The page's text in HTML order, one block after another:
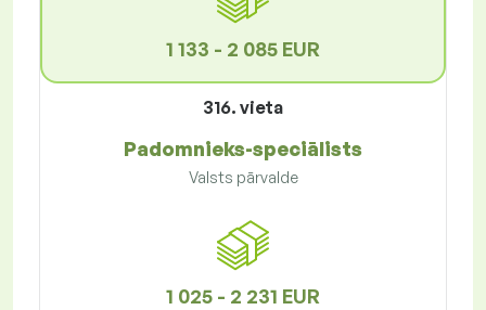
1 133 - 2 085 EUR
316. vieta
Padomnieks-speciālists
Valsts pārvalde
1 025 - 2 231 EUR